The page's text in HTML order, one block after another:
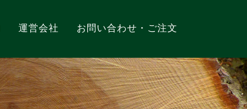
運営会社 お問い合わせ・ご注文